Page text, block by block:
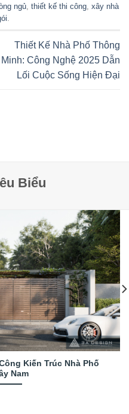
ngủ, thiết kế thi công, xây nhà
.
Thiết Kế Nhà Phố Thông
Minh: Công Nghệ 2025 Dẫn
Lối Cuộc Sống Hiện Đại
Biểu
Kiến Trúc Nhà Phố
Nam